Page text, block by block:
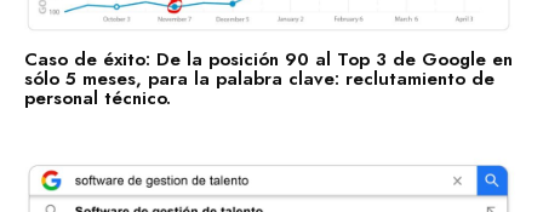
Software
Marketing y Publicidad
Cuidado de la Salud y Hospitales
Caso de éxito: De la posición 90 al Top 3 de Google en
sólo 5 meses, para la palabra clave: reclutamiento de
personal técnico.